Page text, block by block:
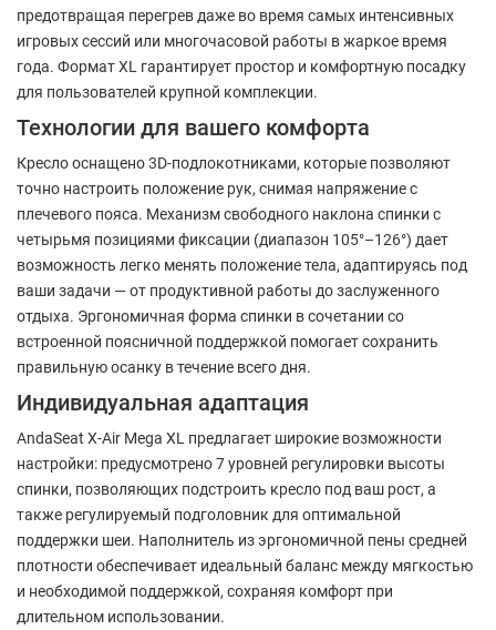
предотвращая перегрев даже во время самых интенсивных
игровых сессий или многочасовой работы в жаркое время
года. Формат XL гарантирует простор и комфортную посадку
для пользователей крупной комплекции.
Технологии для вашего комфорта
Кресло оснащено 3D-подлокотниками, которые позволяют
точно настроить положение рук, снимая напряжение с
плечевого пояса. Механизм свободного наклона спинки с
четырьмя позициями фиксации (диапазон 105°–126°) дает
возможность легко менять положение тела, адаптируясь под
ваши задачи — от продуктивной работы до заслуженного
отдыха. Эргономичная форма спинки в сочетании со
встроенной поясничной поддержкой помогает сохранить
правильную осанку в течение всего дня.
Индивидуальная адаптация
AndaSeat X-Air Mega XL предлагает широкие возможности
настройки: предусмотрено 7 уровней регулировки высоты
спинки, позволяющих подстроить кресло под ваш рост, а
также регулируемый подголовник для оптимальной
поддержки шеи. Наполнитель из эргономичной пены средней
плотности обеспечивает идеальный баланс между мягкостью
и необходимой поддержкой, сохраняя комфорт при
длительном использовании.